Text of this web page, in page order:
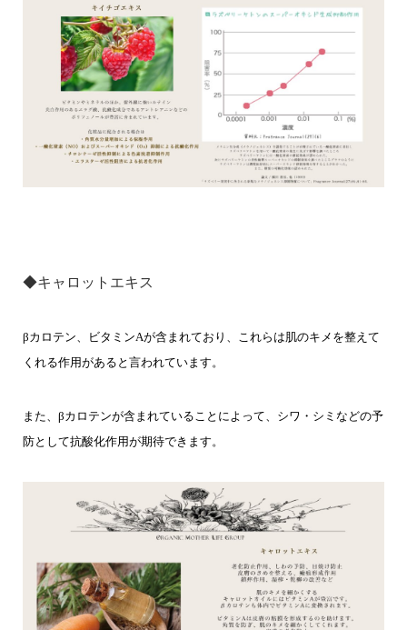
◆キャロットエキス
βカロテン、ビタミンAが含まれており、これらは肌のキメを整えて
くれる作用があると言われています。
また、βカロテンが含まれていることによって、シワ・シミなどの予
防として抗酸化作用が期待できます。